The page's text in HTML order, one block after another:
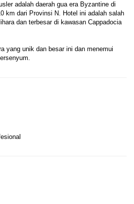
adalah daerah gua era Byzantine di
km dari Provinsi N. Hotel ini adalah salah
dan terbesar di kawasan Cappadocia
yang unik dan besar ini dan menemui